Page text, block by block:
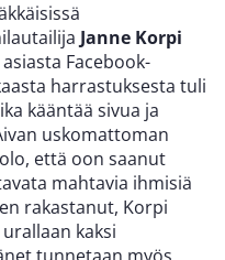
Janne Korpi
Facebook-
harrastuksesta tuli
kääntää sivua ja
uskomattoman
että oon saanut
mahtavia ihmisiä
rakastanut, Korpi
kaksi